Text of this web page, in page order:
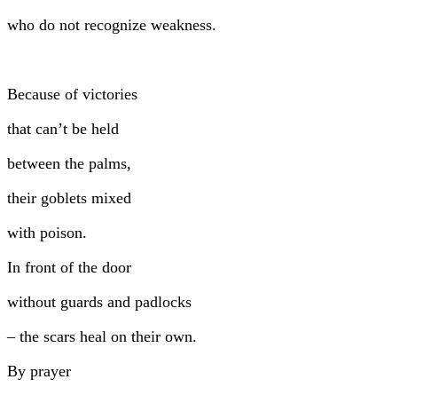
who do not recognize weakness.
Because of victories
that can’t be held
between the palms,
their goblets mixed
with poison.
In front of the door
without guards and padlocks
– the scars heal on their own.
By prayer